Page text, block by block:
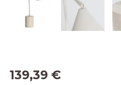
139,39 €